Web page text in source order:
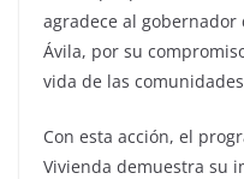
agradece al gobernador
Ávila, por su
vida de las
Con esta acción, el
Vivienda demuestra su